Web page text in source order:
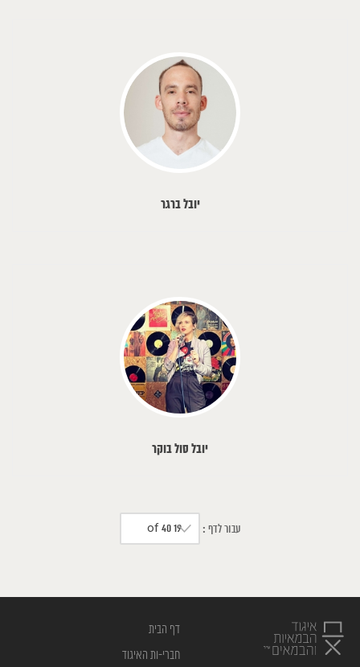
יובל ברגר
יובל סול בוקר
עבור לדף : 19 of 40
דף הבית
חברי-ות האיגוד